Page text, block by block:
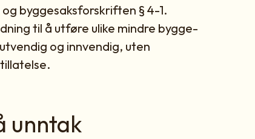
byggesaksforskriften § 4-1.
til å utføre ulike mindre bygge-
og innvendig, uten
unntak